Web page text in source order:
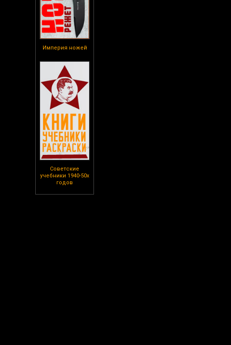
Империя ножей
Советские
учебники 1940-50х
годов